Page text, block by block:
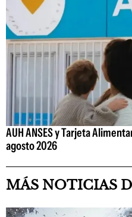
AUH ANSES y Tarjeta
agosto 2026
MÁS NOTICIAS